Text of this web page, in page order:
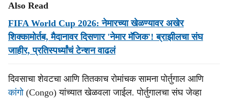
Also Read
FIFA World Cup 2026: नेमारच्या खेळण्यावर अखेर
शिक्कामोर्तब, मैदानावर दिसणार 'नेमार मॅजिक'! ब्राझीलचा संघ
जाहीर, प्रतिस्पर्ध्यांचं टेन्शन वाढलं
दिवसाचा शेवटचा आणि तितकाच रोमांचक सामना पोर्तुगाल आणि
कांगो(Congo) यांच्यात खेळवला जाईल. पोर्तुगालचा संघ जेव्हा